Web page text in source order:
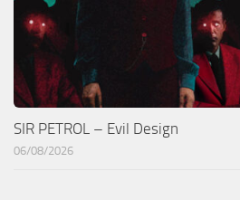
SIR PETROL – Evil Design
06/08/2026